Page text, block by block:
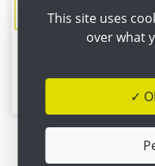
Pairs (Bild - Bild)
This site uses
over what
✓